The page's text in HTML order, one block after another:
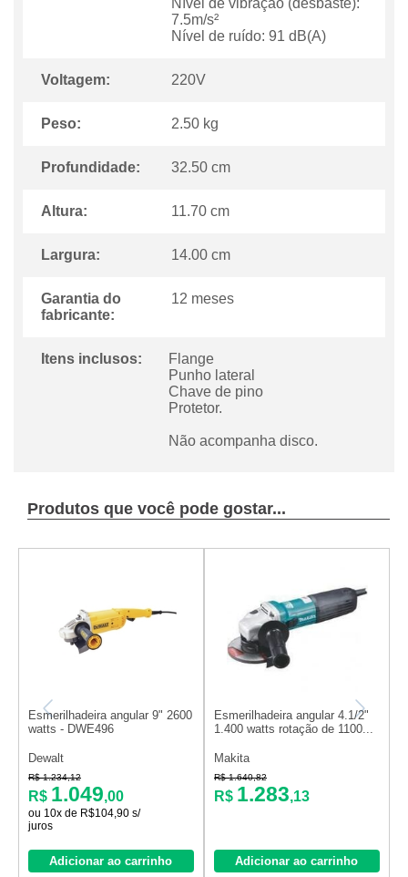
Nível de vibração (desbaste):
7.5m/s²
Nível de ruído: 91 dB(A)
Voltagem: 220V
Peso: 2.50 kg
Profundidade: 32.50 cm
Altura: 11.70 cm
Largura: 14.00 cm
Garantia do
fabricante:
12 meses
Itens inclusos:
Flange
Punho lateral
Chave de pino
Protetor.
Não acompanha disco.
Produtos que você pode gostar...
Esmerilhadeira angular 9" 2600
watts - DWE496
Dewalt
R$ 1.234,12
R$ 1.049,00
ou 10x de R$104,90 s/
juros
Adicionar ao carrinho
Esmerilhadeira angular 4.1/2"
1.400 watts rotação de 1100...
Makita
R$ 1.640,82
R$ 1.283,13
Adicionar ao carrinho